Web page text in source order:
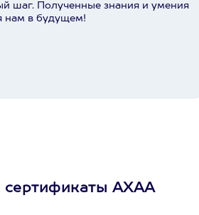
шаг. Полученные знания и умения
нам в будущем!
сертификаты АХАА